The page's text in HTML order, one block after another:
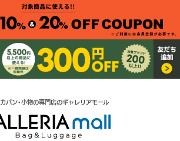
カバン・小物の専門店のギャレリアモール